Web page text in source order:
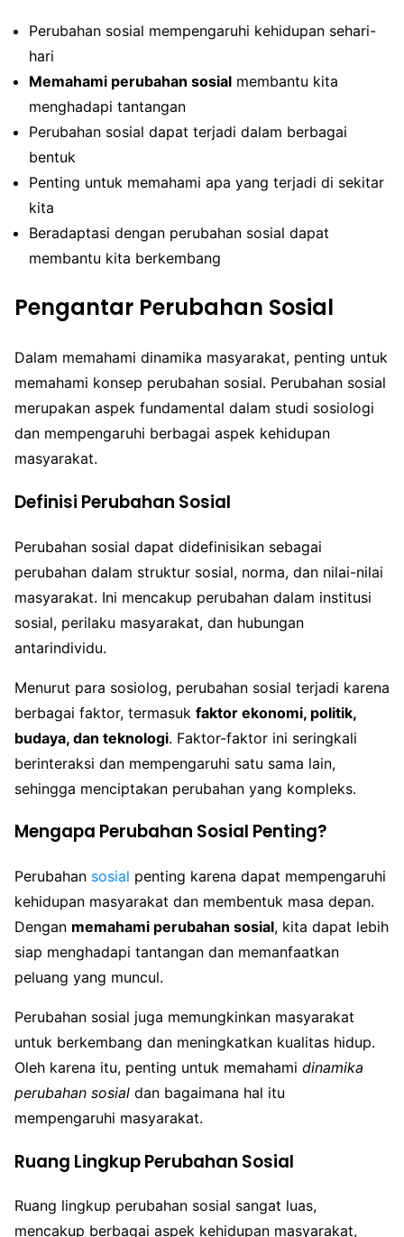
Perubahan sosial mempengaruhi kehidupan sehari-
hari
Memahami perubahan sosial membantu kita
menghadapi tantangan
Perubahan sosial dapat terjadi dalam berbagai
bentuk
Penting untuk memahami apa yang terjadi di sekitar
kita
Beradaptasi dengan perubahan sosial dapat
membantu kita berkembang
Pengantar Perubahan Sosial
Dalam memahami dinamika masyarakat, penting untuk
memahami konsep perubahan sosial. Perubahan sosial
merupakan aspek fundamental dalam studi sosiologi
dan mempengaruhi berbagai aspek kehidupan
masyarakat.
Definisi Perubahan Sosial
Perubahan sosial dapat didefinisikan sebagai
perubahan dalam struktur sosial, norma, dan nilai-nilai
masyarakat. Ini mencakup perubahan dalam institusi
sosial, perilaku masyarakat, dan hubungan
antarindividu.
Menurut para sosiolog, perubahan sosial terjadi karena
berbagai faktor, termasuk faktor ekonomi, politik,
budaya, dan teknologi. Faktor-faktor ini seringkali
berinteraksi dan mempengaruhi satu sama lain,
sehingga menciptakan perubahan yang kompleks.
Mengapa Perubahan Sosial Penting?
Perubahan sosial penting karena dapat mempengaruhi
kehidupan masyarakat dan membentuk masa depan.
Dengan memahami perubahan sosial, kita dapat lebih
siap menghadapi tantangan dan memanfaatkan
peluang yang muncul.
Perubahan sosial juga memungkinkan masyarakat
untuk berkembang dan meningkatkan kualitas hidup.
Oleh karena itu, penting untuk memahami dinamika
perubahan sosial dan bagaimana hal itu
mempengaruhi masyarakat.
Ruang Lingkup Perubahan Sosial
Ruang lingkup perubahan sosial sangat luas,
mencakup berbagai aspek kehidupan masyarakat,